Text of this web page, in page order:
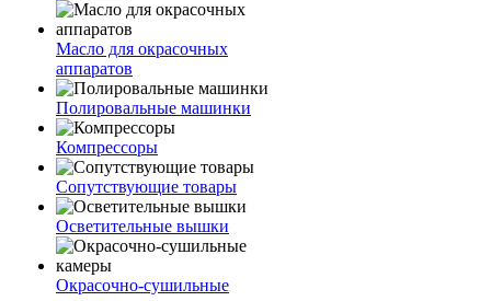
Масло для окрасочных
аппаратов
Полировальные машинки
Компрессоры
Сопутствующие товары
Осветительные вышки
Окрасочно-сушильные